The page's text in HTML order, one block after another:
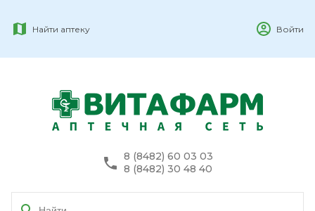
Найти аптеку Войти
8 (8482) 60 03 03
8 (8482) 30 48 40